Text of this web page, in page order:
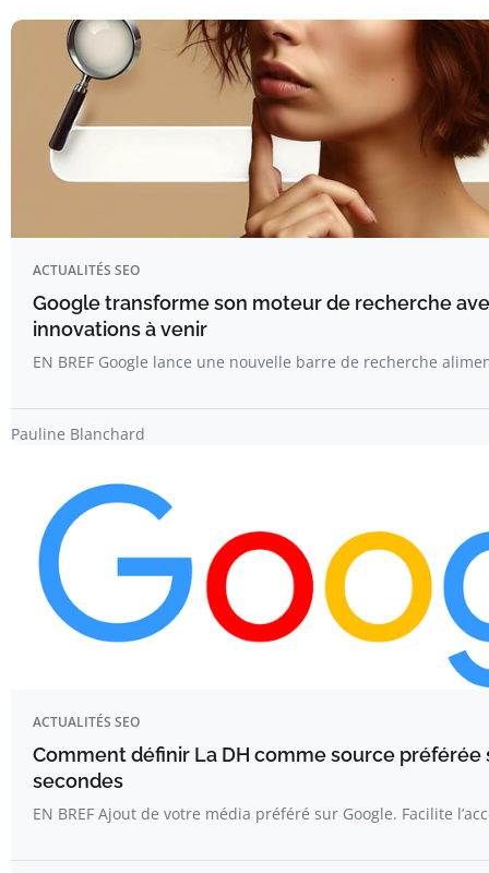
ACTUALITÉS SEO
Google transforme son moteur de recherche
innovations à venir
EN BREF Google lance une nouvelle barre de recherche
Pauline Blanchard
ACTUALITÉS SEO
Comment définir La DH comme source préférée
secondes
EN BREF Ajout de votre média préféré sur Google. Facilite